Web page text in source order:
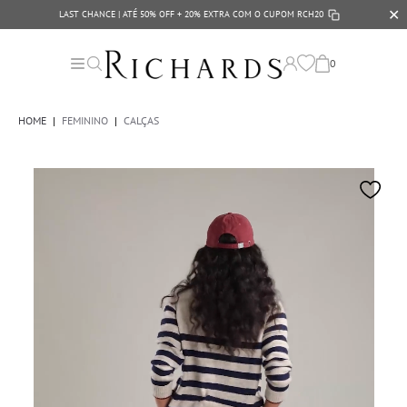
LAST CHANCE | ATÉ 50% OFF + 20% EXTRA COM O CUPOM RCH20 ✕
0
HOME | FEMININO | CALÇAS